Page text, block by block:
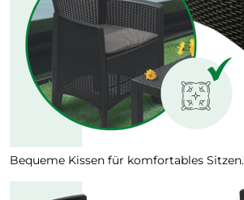
Bequeme Kissen für komfortables Sitzen.